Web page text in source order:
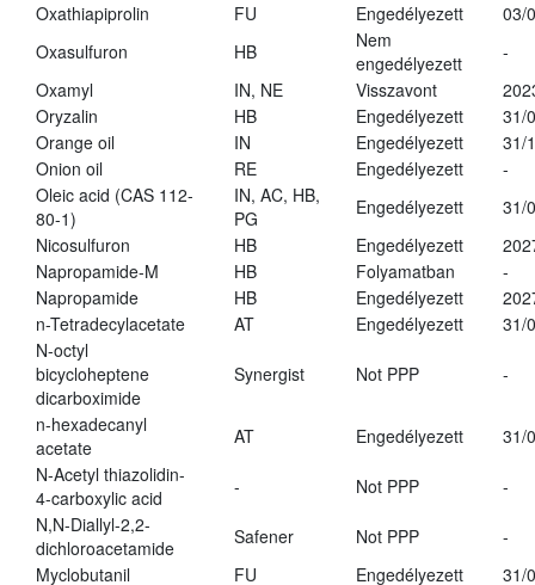
Oxathiapiprolin
FU Engedélyezett
03/
Oxasulfuron
HB
Nem
engedélyezett
-
Oxamyl
IN, NE Visszavont
Oryzalin
HB Engedélyezett
31/
Orange oil
IN Engedélyezett
31/
Onion oil
RE Engedélyezett
-
Oleic acid (CAS 112-
80-1)
IN, AC, HB,
PG
Engedélyezett
31/
Nicosulfuron
HB Engedélyezett
Napropamide-M
HB Folyamatban
-
Napropamide
HB Engedélyezett
n-Tetradecylacetate
AT Engedélyezett
31/
N-octyl
bicycloheptene
dicarboximide
Synergist Not PPP -
n-hexadecanyl
acetate
AT Engedélyezett
31/
N-Acetyl thiazolidin-
4-carboxylic acid
- Not PPP
-
N,N-Diallyl-2,2-
dichloroacetamide
Safener Not PPP
-
Myclobutanil
FU Engedélyezett
31/